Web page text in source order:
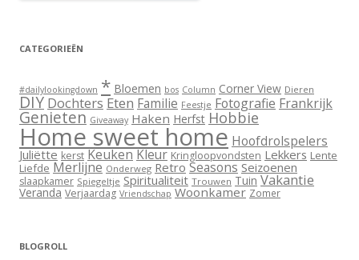
CATEGORIEËN
#dailylookingdown * Bloemen bos Column Corner View Dieren
DIY Dochters Eten Familie Feestje Fotografie Frankrijk
Genieten Giveaway Haken Herfst Hobbie
Home sweet home Hoofdrolspelers
Juliëtte kerst KeukenKleur Kringloopvondsten Lekkers Lente
Liefde Merlijne Onderweg Retro Seasons Seizoenen
slaapkamer Spiegeltje Spiritualiteit Trouwen Tuin Vakantie
Veranda Verjaardag Vriendschap Woonkamer Zomer
BLOGROLL